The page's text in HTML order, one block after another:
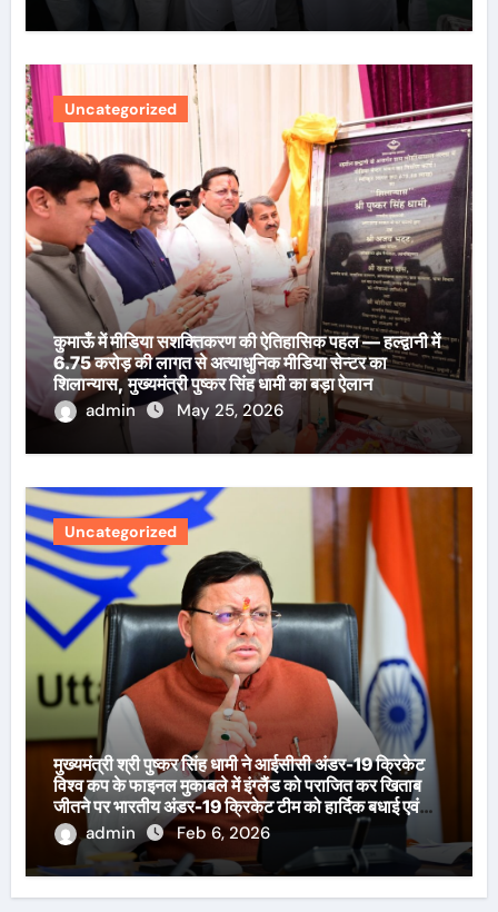
Uncategorized
कुमाऊँ में मीडिया सशक्तिकरण की ऐतिहासिक पहल — हल्द्वानी में
6.75 करोड़ की लागत से अत्याधुनिक मीडिया सेन्टर का
शिलान्यास, मुख्यमंत्री पुष्कर सिंह धामी का बड़ा ऐलान
admin
May 25, 2026
Uncategorized
मुख्यमंत्री श्री पुष्कर सिंह धामी ने आईसीसी अंडर-19 क्रिकेट
विश्व कप के फाइनल मुकाबले में इंग्लैंड को पराजित कर खिताब
जीतने पर भारतीय अंडर-19 क्रिकेट टीम को हार्दिक बधाई एवं
शुभकामनाएँ दी हैं।
admin Feb 6, 2026